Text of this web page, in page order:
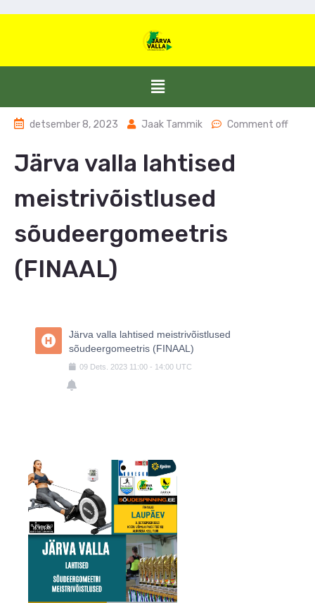
detsember 8, 2023 Jaak Tammik Comment off
Järva valla lahtised
meistrivõistlused
sõudeergomeetris
(FINAAL)
Järva valla lahtised meistrivõistlused
sõudeergomeetris (FINAAL)
09 Dets. 2023 11:00 - 14:00 UTC